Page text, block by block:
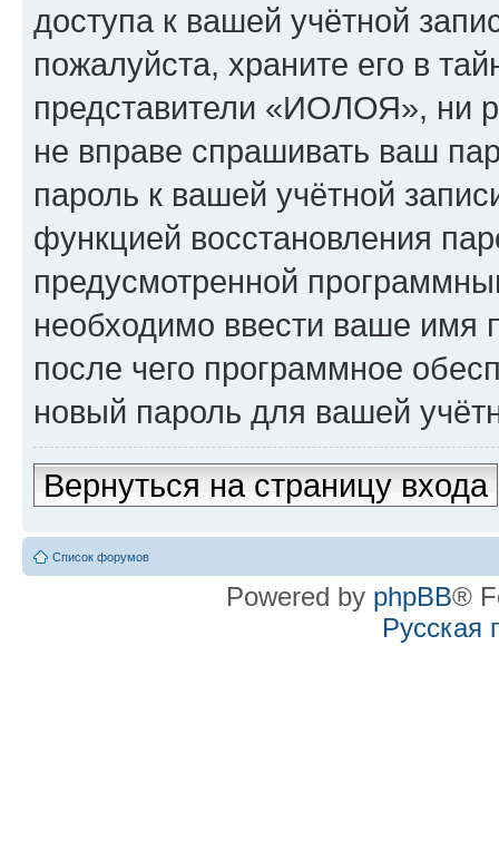
доступа к вашей учётной
пожалуйста, храните его в
представители «ИОЛОЯ», ни
не вправе спрашивать ваш
пароль к вашей учётной
функцией восстановления
предусмотренной
необходимо ввести ваше имя
после чего программное
новый пароль для вашей
Вернуться на страницу входа
Список форумов
Powered by phpBB®
Русская